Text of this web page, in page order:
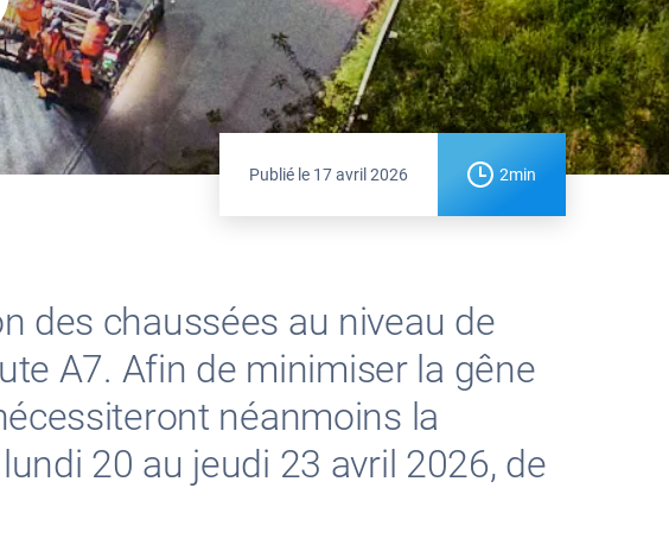
Publié le 17 avril 2026 2min
des chaussées au niveau de
A7. Afin de minimiser la gêne
néanmoins la
20 au jeudi 23 avril 2026, de